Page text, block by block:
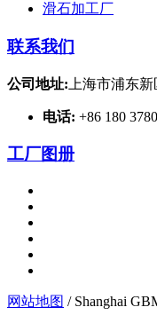
滑石加工厂
联系我们
公司地址: 上海市浦东
电话: +86 180
工厂图册
网站地图 / Shanghai